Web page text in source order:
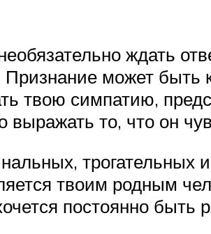
ждать
может быть
твою симпатию,
то, что он
трогательных
твоим родным
постоянно быть